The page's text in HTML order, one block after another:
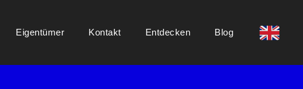
Eigentümer Kontakt Entdecken Blog